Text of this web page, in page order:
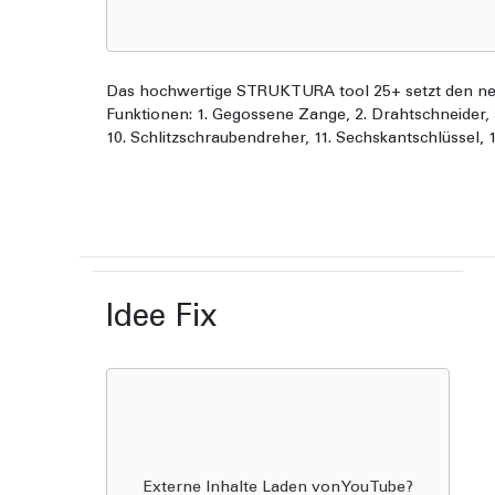
Das hochwertige STRUKTURA tool 25+ setzt den
Funktionen: 1. Gegossene Zange, 2.
10. Schlitzschraubendreher, 11.
Idee Fix
Externe Inhalte Laden von YouTube?